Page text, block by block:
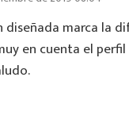
diseñada marca la
en cuenta el